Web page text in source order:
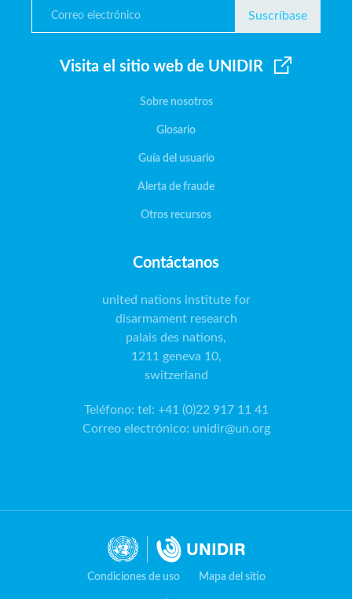
Suscríbase
Visita el sitio web de UNIDIR
Sobre nosotros
Glosario
Guía del usuario
Alerta de fraude
Otros recursos
Contáctanos
united nations institute for
disarmament research
palais des nations,
1211 geneva 10,
switzerland
Teléfono: tel: +41 (0)22 917 11 41
Correo electrónico: unidir@un.org
Condiciones de uso Mapa del sitio